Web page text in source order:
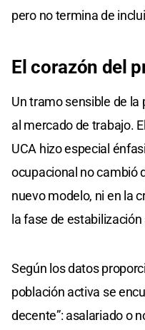
pero no termina de
El corazón del
Un tramo sensible de
al mercado de trabajo.
UCA hizo especial
ocupacional no cambió
nuevo modelo, ni en la
la fase de
Según los datos
población activa se
decente”: asalariado o